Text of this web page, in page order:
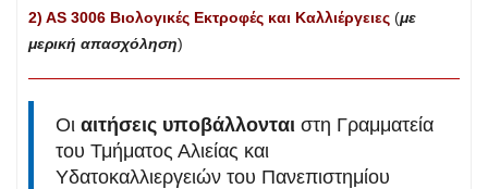
2) ΑS 3006 Βιολογικές Εκτροφές και Καλλιέργειες (με
μερική απασχόληση)
Οι αιτήσεις υποβάλλονται στη Γραμματεία
του Τμήματος Αλιείας και
Υδατοκαλλιεργειών του Πανεπιστημίου